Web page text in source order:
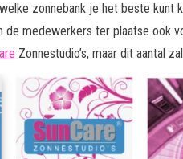
zonnebank je het beste kunt
de medewerkers ter plaatse ook
Zonnestudio’s, maar dit aantal